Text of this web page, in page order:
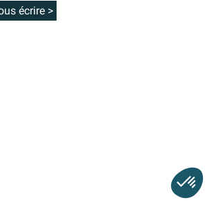
écrire >